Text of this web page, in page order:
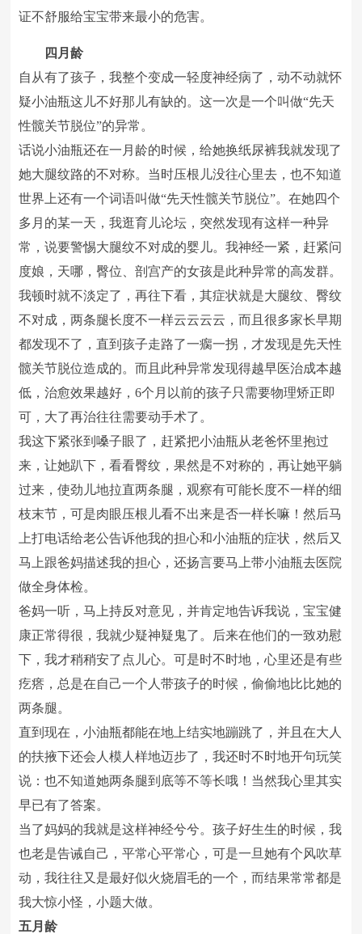
证不舒服给宝宝带来最小的危害。
四月龄
自从有了孩子，我整个变成一轻度神经病了，动不动就怀
疑小油瓶这儿不好那儿有缺的。这一次是一个叫做“先天
性髋关节脱位”的异常。
话说小油瓶还在一月龄的时候，给她换纸尿裤我就发现了
她大腿纹路的不对称。当时压根儿没往心里去，也不知道
世界上还有一个词语叫做“先天性髋关节脱位”。在她四个
多月的某一天，我逛育儿论坛，突然发现有这样一种异
常，说要警惕大腿纹不对成的婴儿。我神经一紧，赶紧问
度娘，天哪，臀位、剖宫产的女孩是此种异常的高发群。
我顿时就不淡定了，再往下看，其症状就是大腿纹、臀纹
不对成，两条腿长度不一样云云云云，而且很多家长早期
都发现不了，直到孩子走路了一瘸一拐，才发现是先天性
髋关节脱位造成的。而且此种异常发现得越早医治成本越
低，治愈效果越好，6个月以前的孩子只需要物理矫正即
可，大了再治往往需要动手术了。
我这下紧张到嗓子眼了，赶紧把小油瓶从老爸怀里抱过
来，让她趴下，看看臀纹，果然是不对称的，再让她平躺
过来，使劲儿地拉直两条腿，观察有可能长度不一样的细
枝末节，可是肉眼压根儿看不出来是否一样长嘛！然后马
上打电话给老公告诉他我的担心和小油瓶的症状，然后又
马上跟爸妈描述我的担心，还扬言要马上带小油瓶去医院
做全身体检。
爸妈一听，马上持反对意见，并肯定地告诉我说，宝宝健
康正常得很，我就少疑神疑鬼了。后来在他们的一致劝慰
下，我才稍稍安了点儿心。可是时不时地，心里还是有些
疙瘩，总是在自己一个人带孩子的时候，偷偷地比比她的
两条腿。
直到现在，小油瓶都能在地上结实地蹦跳了，并且在大人
的扶掖下还会人模人样地迈步了，我还时不时地开句玩笑
说：也不知道她两条腿到底等不等长哦！当然我心里其实
早已有了答案。
当了妈妈的我就是这样神经兮兮。孩子好生生的时候，我
也老是告诫自己，平常心平常心，可是一旦她有个风吹草
动，我往往又是最好似火烧眉毛的一个，而结果常常都是
我大惊小怪，小题大做。
五月龄